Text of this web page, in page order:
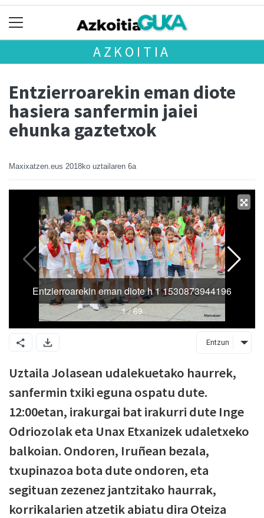
AZKOITIA
Entzierroarekin eman diote
hasiera sanfermin jaiei
ehunka gaztetxok
Maxixatzen.eus 2018ko uztailaren 6a
Entzun
Uztaila Jolasean udalekuetako haurrek,
sanfermin txiki eguna ospatu dute.
12:00etan, irakurgai bat irakurri dute Inge
Odriozolak eta Unax Etxanizek udaletxeko
balkoian. Ondoren, Iruñean bezala,
txupinazoa bota dute ondoren, eta
segituan zezenez jantzitako haurrak,
korrikalarien atzetik abiatu dira Oteiza